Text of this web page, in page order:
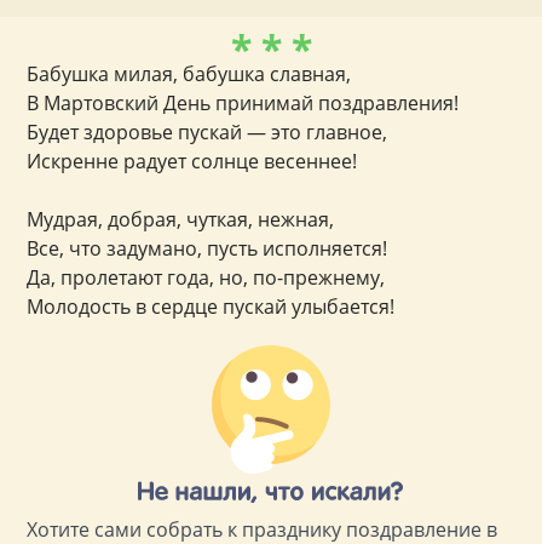
* * *
Бабушка милая, бабушка славная,
В Мартовский День принимай поздравления!
Будет здоровье пускай — это главное,
Искренне радует солнце весеннее!
Мудрая, добрая, чуткая, нежная,
Все, что задумано, пусть исполняется!
Да, пролетают года, но, по-прежнему,
Молодость в сердце пускай улыбается!
Хотите сами собрать к празднику поздравление в